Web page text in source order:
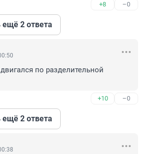
+8 –0
ещё 2 ответа
по разделительной
+10 –0
ещё 2 ответа